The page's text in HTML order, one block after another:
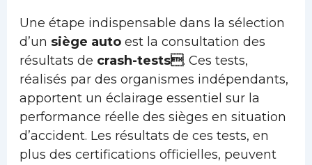
Une étape indispensable dans la sélection
d’un siège autoest la consultation des
résultats de crash-tests. Ces tests,
réalisés par des organismes indépendants,
apportent un éclairage essentiel sur la
performance réelle des sièges en situation
d’accident. Les résultats de ces tests, en
plus des certifications officielles, peuvent